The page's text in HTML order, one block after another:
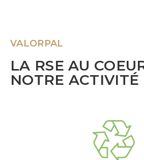
VALORPAL
LA RSE AU
NOTRE ACTIVITÉ